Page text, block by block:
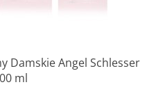
Damskie Angel Schlesser
ml